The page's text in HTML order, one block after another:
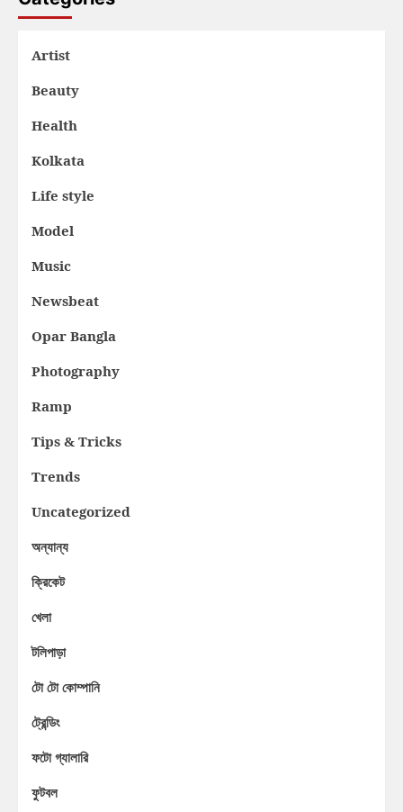
Artist
Beauty
Health
Kolkata
Life style
Model
Music
Newsbeat
Opar Bangla
Photography
Ramp
Tips & Tricks
Trends
Uncategorized
অন্যান্য
ক্রিকেট
খেলা
টলিপাড়া
টো টো কোম্পানি
ট্রেন্ডিং
ফটো গ্যালারি
ফুটবল